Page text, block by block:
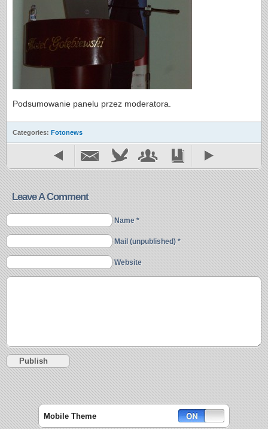
Podsumowanie panelu przez moderatora.
Categories: Fotonews
Leave A Comment
Name *
Mail (unpublished) *
Website
Mobile Theme